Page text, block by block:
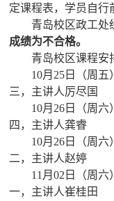
定课程表，学员自行
青岛校区政工处
成绩为不合格。
青岛校区课程安
10月25日（周五）
三，主讲人厉尽国
10月26日（周六）
四，主讲人龚睿
10月26日（周六）
二，主讲人赵婷
11月02日（周六）
一，主讲人崔桂田